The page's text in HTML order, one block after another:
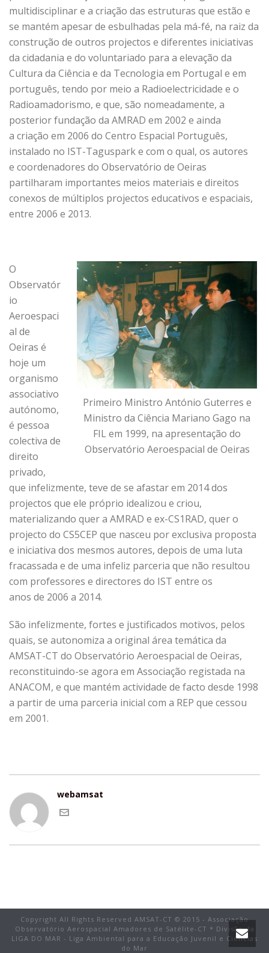
multidisciplinar e a criação das estruturas que estão e
se mantém apesar de esbulhadas pela má-fé, na raiz da
construção de outros projectos e diferentes iniciativas
da cidadania e do voluntariado para a elevação da
Cultura da Ciência e da Tecnologia em Portugal e em
português, tendo por meio a Radioelectricidade e o
Radioamadorismo, e que, são nomeadamente, a
posterior fundação da AMRAD em 2002 e ainda
a criação em 2006 do Centro Espacial Português,
instalado no IST-Taguspark e com o qual, os autores
e coordenadores do Observatório de Oeiras
partilharam importantes meios materiais e direitos
conexos de múltiplos projectos educativos e espaciais,
entre 2006 e 2013.
Primeiro Ministro António Guterres e
Ministro da Ciência Mariano Gago na
FIL em 1999, na apresentação do
Observatório Aeroespacial de Oeiras
O
Observatór
io
Aeroespaci
al de
Oeiras é
hoje um
organismo
associativo
autónomo,
é pessoa
colectiva de
direito
privado,
que infelizmente, teve de se afastar em 2014 dos
projectos que ele próprio idealizou e criou,
materializando quer a AMRAD e ex-CS1RAD, quer o
projecto do CS5CEP que nasceu por exclusiva proposta
e iniciativa dos mesmos autores, depois de uma luta
fracassada e de uma infeliz parceria que não resultou
com professores e directores do IST entre os
anos de 2006 a 2014.
São infelizmente, fortes e justificados motivos, pelos
quais, se autonomiza a original área temática da
AMSAT-CT do Observatório Aeroespacial de Oeiras,
reconstituindo-se agora em Associação registada na
ANACOM, e que mantém actividade de facto desde 1998
a partir de uma parceria inicial com a REP que cessou
em 2001.
webamsat
Copyright All Rights Reserved AMSAT-CT © 2015 - Associação
Observatório Aerospacial Amadores de Satélite-CT * Divisão da
LIGA DO MAR - Liga Ambiental para a Educação Juvenil e Ciências
do Mar